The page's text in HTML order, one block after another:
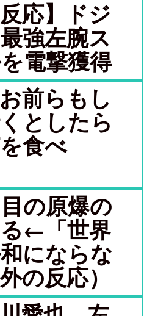
反応】ドジ
強左腕ス
電撃獲得
前らもし
としたら
食べ
の原爆の
る←「世界
にならな
の反応）